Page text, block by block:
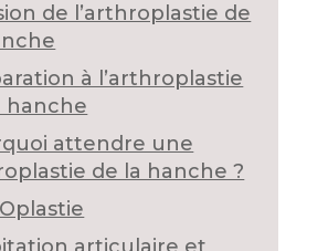
de l’arthroplastie de
à l’arthroplastie
hanche
attendre une
de la hanche ?